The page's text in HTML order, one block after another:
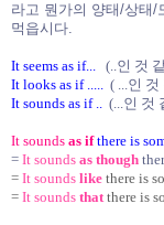
라고 뭔가의 양태/상태/
먹읍시다.
It seems as if... (..인 것
It looks as if ..... ( ...인
It sounds as if .. (...인 것
It sounds as ifthere is
= It sounds as though
= It sounds like there is
= It sounds thatthere is